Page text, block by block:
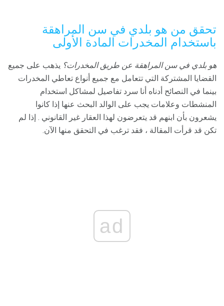
تحقق من هو بلدي في سن المراهقة
باستخدام المخدرات المادة الأولى
هو بلدي في سن المراهقة عن طريق المخدرات؟ يذهب على جميع
القضايا المشتركة التي تتعامل مع جميع أنواع تعاطي المخدرات
بينما في النصائح أدناه أنا سرد تفاصيل لمشاكل استخدام
المنشطات وعلامات يجب على الوالد البحث عنها إذا كانوا
يشعرون بأن ابنهم قد يتعرضون لهذا العقار غير القانوني . إذا لم
تكن قد قرأت المقالة ، فقد ترغب في التحقق منها الآن.
ad